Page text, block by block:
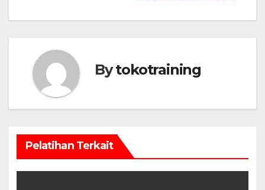
Bytokotraining
Pelatihan Terkait